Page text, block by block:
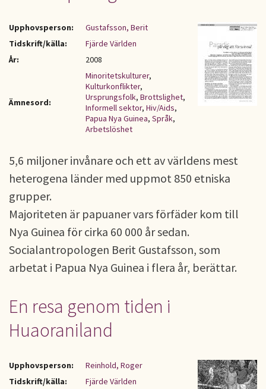
Upphovsperson:
Gustafsson, Berit
Tidskrift/källa:
Fjärde Världen
År:
2008
Ämnesord:
Minoritetskulturer,
Kulturkonflikter,
Ursprungsfolk, Brottslighet,
Informell sektor, Hiv/Aids,
Papua Nya Guinea, Språk,
Arbetslöshet
5,6 miljoner invånare och ett av världens mest
heterogena länder med uppmot 850 etniska
grupper.
Majoriteten är papuaner vars förfäder kom till
Nya Guinea för cirka 60 000 år sedan.
Socialantropologen Berit Gustafsson, som
arbetat i Papua Nya Guinea i flera år, berättar.
En resa genom tiden i
Huaoraniland
Upphovsperson:
Reinhold, Roger
Tidskrift/källa:
Fjärde Världen